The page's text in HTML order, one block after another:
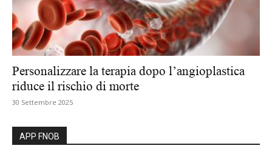
Personalizzare la terapia dopo l’angioplastica
riduce il rischio di morte
30 Settembre 2025
APP FNOB